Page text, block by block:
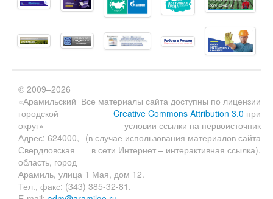
Все материалы сайта доступны по лицензии
Creative Commons Attribution 3.0 при
условии ссылки на первоисточник
(в случае использования материалов сайта
в сети Интернет – интерактивная ссылка).
© 2009–2026
«Арамильский
городской
округ»
Адрес: 624000,
Свердловская
область, город
Арамиль, улица 1 Мая, дом 12.
Тел., факс: (343) 385-32-81.